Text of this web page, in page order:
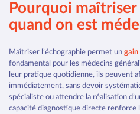
Pourquoi maîtriser
quand on est
Maîtriser l’échographie permet un gain
fondamental pour les médecins
leur pratique quotidienne, ils peuvent
immédiatement, sans devoir
spécialiste ou attendre la réalisation
capacité diagnostique directe renforce